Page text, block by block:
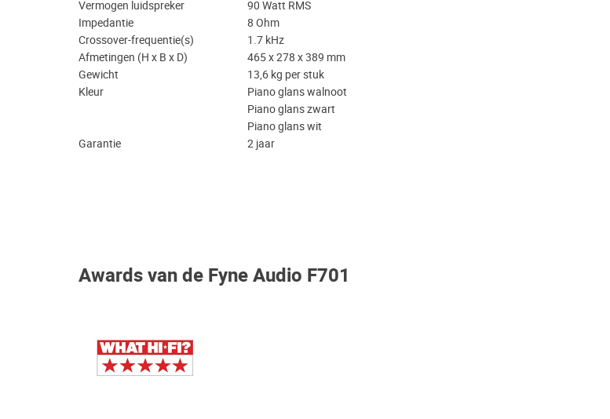
Vermogen luidspreker
90 Watt RMS
Impedantie
8 Ohm
Crossover-frequentie(s)
1.7 kHz
Afmetingen (H x B x D)
465 x 278 x 389 mm
Gewicht
13,6 kg per stuk
Kleur
Piano glans walnoot
Piano glans zwart
Piano glans wit
Garantie
2 jaar
Awards van de Fyne Audio F701